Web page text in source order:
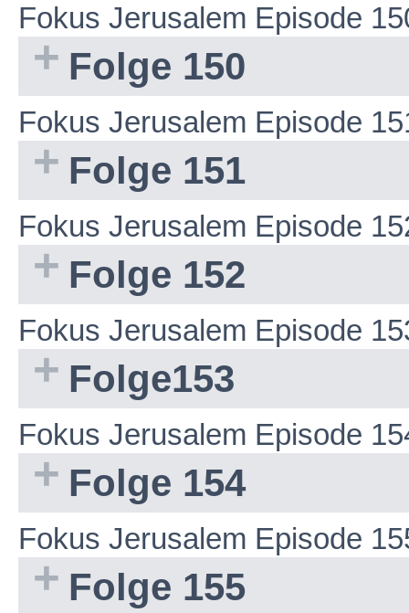
Fokus Jerusalem Episode
Folge 150
Fokus Jerusalem Episode
Folge 151
Fokus Jerusalem Episode
Folge 152
Fokus Jerusalem Episode
Folge153
Fokus Jerusalem Episode
Folge 154
Fokus Jerusalem Episode
Folge 155